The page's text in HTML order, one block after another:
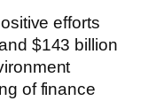
efforts
$143 billion
of finance